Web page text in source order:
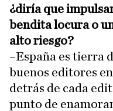
¿diría que
bendita locura o
alto riesgo?
–España es tierra
buenos editores
detrás de cada
punto de